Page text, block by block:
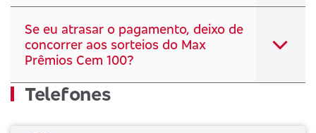
Se eu atrasar o pagamento, deixo de
concorrer aos sorteios do Max
Prêmios Cem 100?
Telefones